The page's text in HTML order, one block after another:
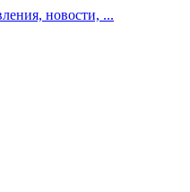
новости, ...